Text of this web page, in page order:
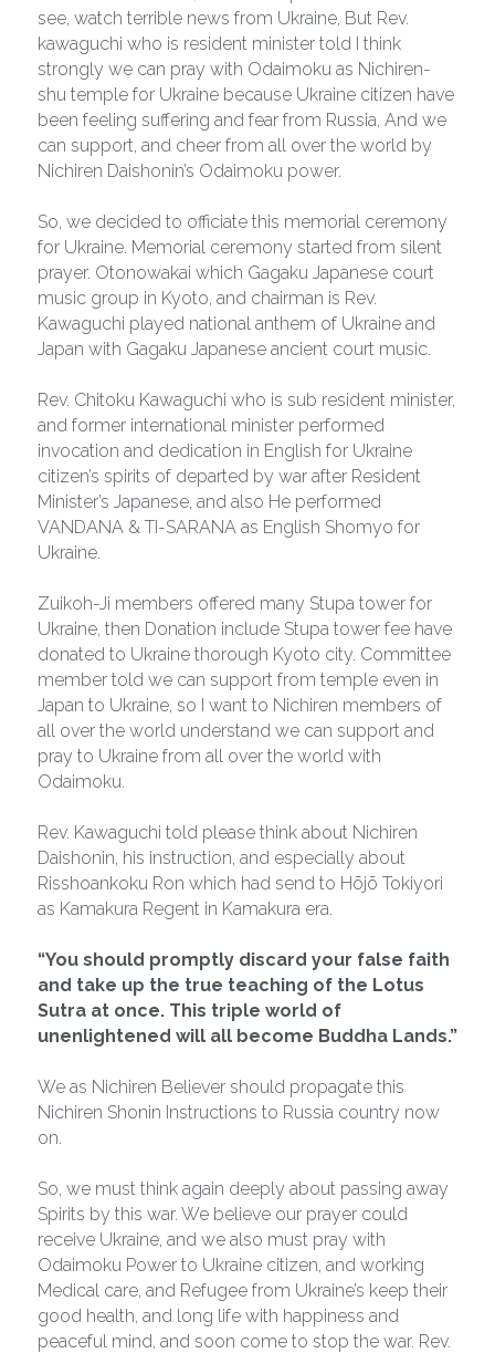
see, watch terrible news from Ukraine, But Rev.
kawaguchi who is resident minister told I think
strongly we can pray with Odaimoku as Nichiren-
shu temple for Ukraine because Ukraine citizen have
been feeling suffering and fear from Russia, And we
can support, and cheer from all over the world by
Nichiren Daishonin’s Odaimoku power.
So, we decided to officiate this memorial ceremony
for Ukraine. Memorial ceremony started from silent
prayer. Otonowakai which Gagaku Japanese court
music group in Kyoto, and chairman is Rev.
Kawaguchi played national anthem of Ukraine and
Japan with Gagaku Japanese ancient court music.
Rev. Chitoku Kawaguchi who is sub resident minister,
and former international minister performed
invocation and dedication in English for Ukraine
citizen’s spirits of departed by war after Resident
Minister’s Japanese, and also He performed
VANDANA & TI-SARANA as English Shomyo for
Ukraine.
Zuikoh-Ji members offered many Stupa tower for
Ukraine, then Donation include Stupa tower fee have
donated to Ukraine thorough Kyoto city. Committee
member told we can support from temple even in
Japan to Ukraine, so I want to Nichiren members of
all over the world understand we can support and
pray to Ukraine from all over the world with
Odaimoku.
Rev. Kawaguchi told please think about Nichiren
Daishonin, his instruction, and especially about
Risshoankoku Ron which had send to Hōjō Tokiyori
as Kamakura Regent in Kamakura era.
“You should promptly discard your false faith
and take up the true teaching of the Lotus
Sutra at once. This triple world of
We as Nichiren Believer should propagate this
Nichiren Shonin Instructions to Russia country now
on.
So, we must think again deeply about passing away
Spirits by this war. We believe our prayer could
receive Ukraine, and we also must pray with
Odaimoku Power to Ukraine citizen, and working
Medical care, and Refugee from Ukraine’s keep their
good health, and long life with happiness and
peaceful mind, and soon come to stop the war. Rev.